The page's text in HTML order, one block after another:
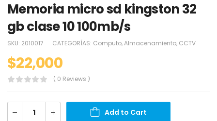
Memoria micro sd kingston 32
gb clase 10 100mb/s
SKU: 2010017 CATEGORÍAS: Computo,Almacenamiento, CCTV
$22,000
( 0 Reviews )
Add to Cart